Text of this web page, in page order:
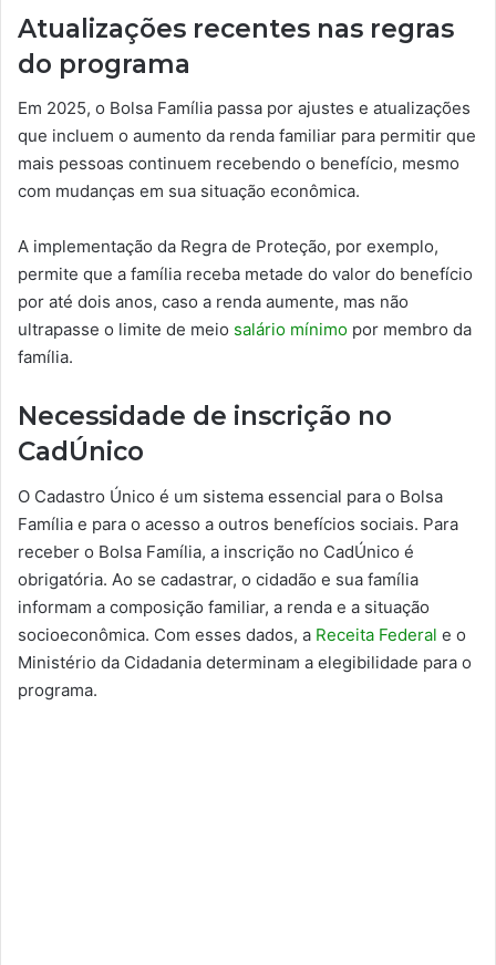
Atualizações recentes nas regras
do programa
Em 2025, o Bolsa Família passa por ajustes e atualizações
que incluem o aumento da renda familiar para permitir que
mais pessoas continuem recebendo o benefício, mesmo
com mudanças em sua situação econômica.
A implementação da Regra de Proteção, por exemplo,
permite que a família receba metade do valor do benefício
por até dois anos, caso a renda aumente, mas não
ultrapasse o limite de meio salário mínimo por membro da
família.
Necessidade de inscrição no
CadÚnico
O Cadastro Único é um sistema essencial para o Bolsa
Família e para o acesso a outros benefícios sociais. Para
receber o Bolsa Família, a inscrição no CadÚnico é
obrigatória. Ao se cadastrar, o cidadão e sua família
informam a composição familiar, a renda e a situação
socioeconômica. Com esses dados, a Receita Federal e o
Ministério da Cidadania determinam a elegibilidade para o
programa.